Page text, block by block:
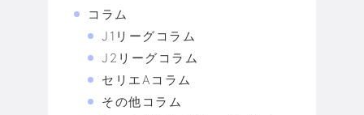
コラム
J1リーグコラム
J2リーグコラム
セリエAコラム
その他コラム